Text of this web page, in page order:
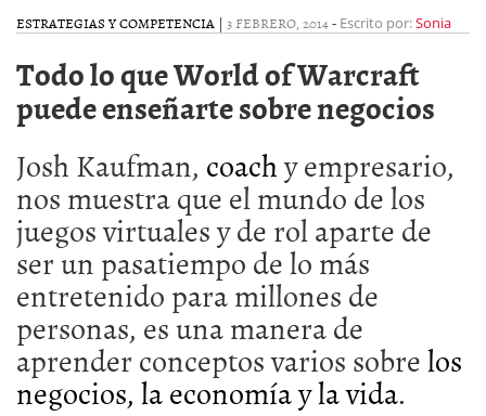
ESTRATEGIAS Y COMPETENCIA | 3 FEBRERO, 2014- Escrito por:Sonia
Todo lo que World of Warcraft
puede enseñarte sobre negocios
Josh Kaufman, coachy empresario,
nos muestra que el mundo de los
juegos virtuales y de rol aparte de
ser un pasatiempo de lo más
entretenido para millones de
personas, es una manera de
aprender conceptos varios sobrelos
negocios, la economía y la vida.